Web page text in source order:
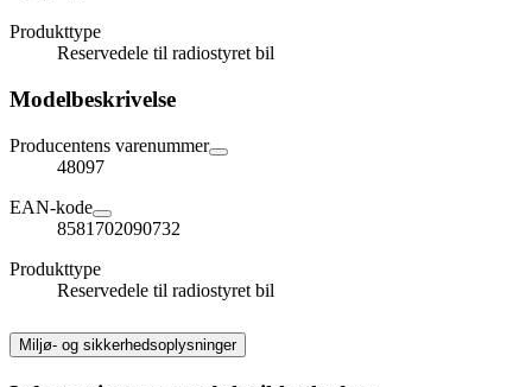
Produkttype
Reservedele til radiostyret bil
Modelbeskrivelse
Producentens varenummer
48097
EAN-kode
8581702090732
Produkttype
Reservedele til radiostyret bil
Miljø- og sikkerhedsoplysninger